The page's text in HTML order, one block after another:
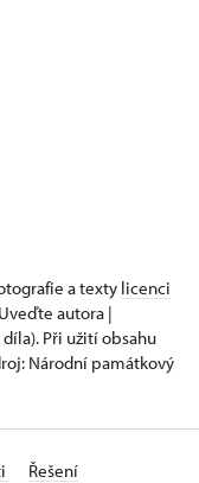
a texty licenci
autora |
Při užití obsahu
Národní památkový
Řešení